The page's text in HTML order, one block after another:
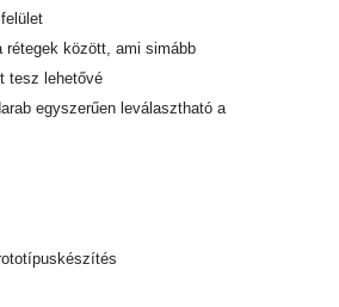
rétegek között, ami simább
tesz lehetővé
egyszerűen leválasztható a